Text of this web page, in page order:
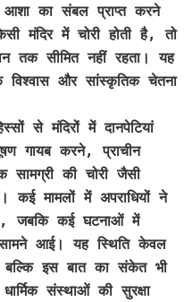
का संबल प्राप्त करने
मंदिर में चोरी होती है, तो
तक सीमित नहीं रहता। यह
विश्वास और सांस्कृतिक चेतना
से मंदिरों में दानपेटियां
गायब करने, प्राचीन
सामग्री की चोरी जैसी
कई मामलों में अपराधियों ने
जबकि कई घटनाओं में
आई। यह स्थिति केवल
बल्कि इस बात का संकेत भी
संस्थाओं की सुरक्षा